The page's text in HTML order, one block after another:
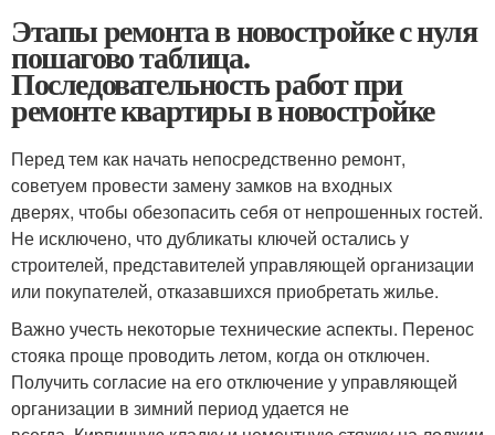
Этапы ремонта в новостройке с нуля
пошагово таблица.
Последовательность работ при
ремонте квартиры в новостройке
Перед тем как начать непосредственно ремонт,
советуем провести замену замков на входных
дверях, чтобы обезопасить себя от непрошенных гостей.
Не исключено, что дубликаты ключей остались у
строителей, представителей управляющей организации
или покупателей, отказавшихся приобретать жилье.
Важно учесть некоторые технические аспекты. Перенос
стояка проще проводить летом, когда он отключен.
Получить согласие на его отключение у управляющей
организации в зимний период удается не